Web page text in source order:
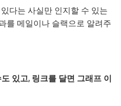
다는 사실만 인지할 수 있는
를 메일이나 슬랙으로 알려주
있고, 링크를 달면 그래프 이